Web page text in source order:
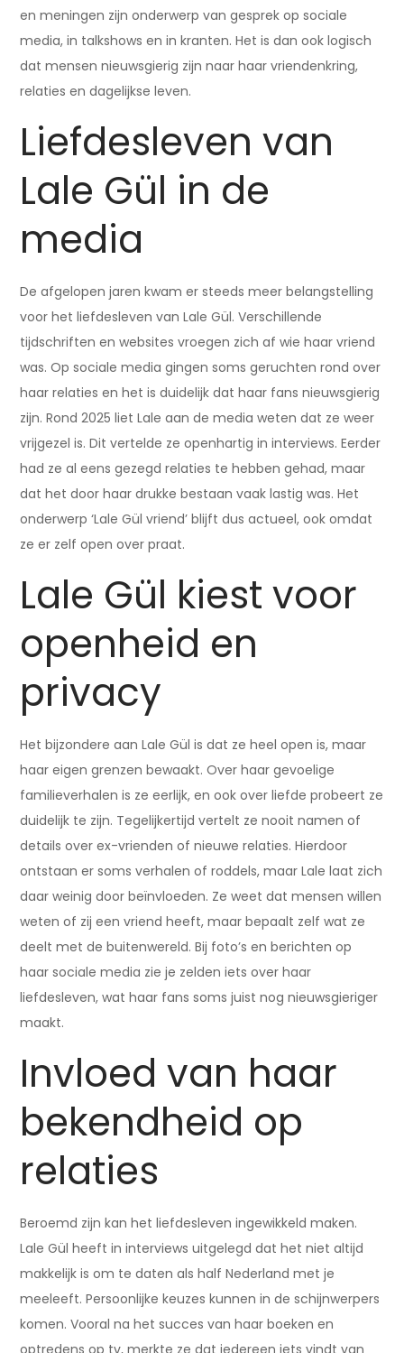
en meningen zijn onderwerp van gesprek op sociale
media, in talkshows en in kranten. Het is dan ook logisch
dat mensen nieuwsgierig zijn naar haar vriendenkring,
relaties en dagelijkse leven.
Liefdesleven van
Lale Gül in de
media
De afgelopen jaren kwam er steeds meer belangstelling
voor het liefdesleven van Lale Gül. Verschillende
tijdschriften en websites vroegen zich af wie haar vriend
was. Op sociale media gingen soms geruchten rond over
haar relaties en het is duidelijk dat haar fans nieuwsgierig
zijn. Rond 2025 liet Lale aan de media weten dat ze weer
vrijgezel is. Dit vertelde ze openhartig in interviews. Eerder
had ze al eens gezegd relaties te hebben gehad, maar
dat het door haar drukke bestaan vaak lastig was. Het
onderwerp ‘Lale Gül vriend’ blijft dus actueel, ook omdat
ze er zelf open over praat.
Lale Gül kiest voor
openheid en
privacy
Het bijzondere aan Lale Gül is dat ze heel open is, maar
haar eigen grenzen bewaakt. Over haar gevoelige
familieverhalen is ze eerlijk, en ook over liefde probeert ze
duidelijk te zijn. Tegelijkertijd vertelt ze nooit namen of
details over ex-vrienden of nieuwe relaties. Hierdoor
ontstaan er soms verhalen of roddels, maar Lale laat zich
daar weinig door beïnvloeden. Ze weet dat mensen willen
weten of zij een vriend heeft, maar bepaalt zelf wat ze
deelt met de buitenwereld. Bij foto’s en berichten op
haar sociale media zie je zelden iets over haar
liefdesleven, wat haar fans soms juist nog nieuwsgieriger
maakt.
Invloed van haar
bekendheid op
relaties
Beroemd zijn kan het liefdesleven ingewikkeld maken.
Lale Gül heeft in interviews uitgelegd dat het niet altijd
makkelijk is om te daten als half Nederland met je
meeleeft. Persoonlijke keuzes kunnen in de schijnwerpers
komen. Vooral na het succes van haar boeken en
optredens op tv, merkte ze dat iedereen iets vindt van